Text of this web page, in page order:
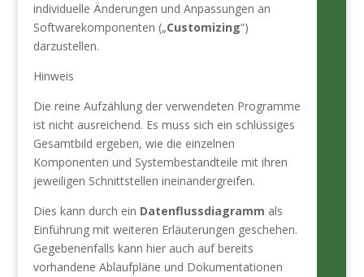
individuelle Änderungen und Anpassungen an
Softwarekomponenten („Customizing“)
darzustellen.
Hinweis
Die reine Aufzählung der verwendeten Programme
ist nicht ausreichend. Es muss sich ein schlüssiges
Gesamtbild ergeben, wie die einzelnen
Komponenten und Systembestandteile mit ihren
jeweiligen Schnittstellen ineinandergreifen.
Dies kann durch ein Datenflussdiagramm als
Einführung mit weiteren Erläuterungen geschehen.
Gegebenenfalls kann hier auch auf bereits
vorhandene Ablaufpläne und Dokumentationen